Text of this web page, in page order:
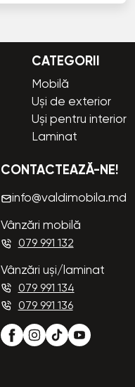
CATEGORII
Mobilă
Uși de exterior
Uși pentru interior
Laminat
CONTACTEAZĂ-NE!
info@valdimobila.md
Vânzări mobilă
079 991 132
Vânzări uși/laminat
079 991 134
079 991 136